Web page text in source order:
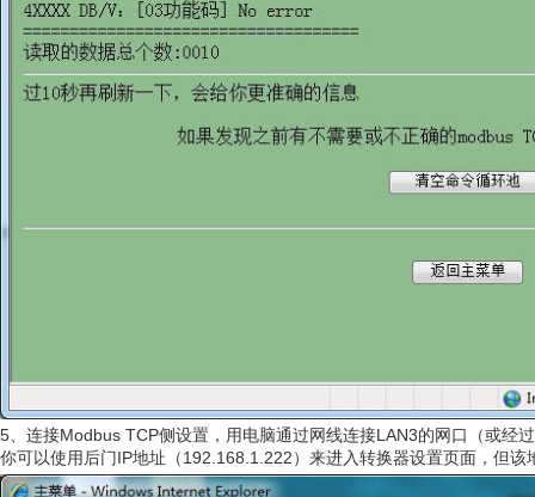
5、连接Modbus TCP侧设置，用电脑通过网线连接LAN3的网口（或经
你可以使用后门IP地址（192.168.1.222）来进入转换器设置页面，但